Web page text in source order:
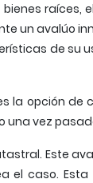
raíces,
un avalúo
de su
la opción
una vez
Este
el caso.